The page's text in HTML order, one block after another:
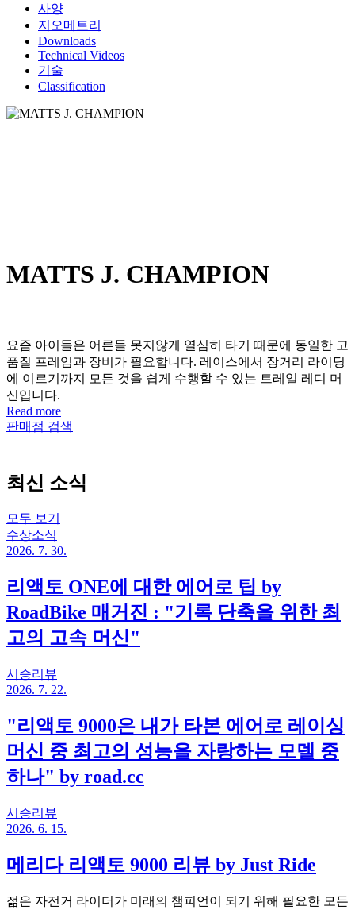
사양
지오메트리
Downloads
Technical Videos
기술
Classification
MATTS J. CHAMPION
요즘 아이들은 어른들 못지않게 열심히 타기 때문에 동일한 고
품질 프레임과 장비가 필요합니다. 레이스에서 장거리 라이딩
에 이르기까지 모든 것을 쉽게 수행할 수 있는 트레일 레디 머
신입니다.
Read more
판매점 검색
최신 소식
모두 보기
수상소식
2026. 7. 30.
리액토 ONE에 대한 에어로 팁 by
RoadBike 매거진 : "기록 단축을 위한 최
고의 고속 머신"
시승리뷰
2026. 7. 22.
"리액토 9000은 내가 타본 에어로 레이싱
머신 중 최고의 성능을 자랑하는 모델 중
하나" by road.cc
시승리뷰
2026. 6. 15.
메리다 리액토 9000 리뷰 by Just Ride
젊은 자전거 라이더가 미래의 챔피언이 되기 위해 필요한 모든